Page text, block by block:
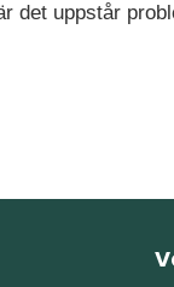
det uppstår